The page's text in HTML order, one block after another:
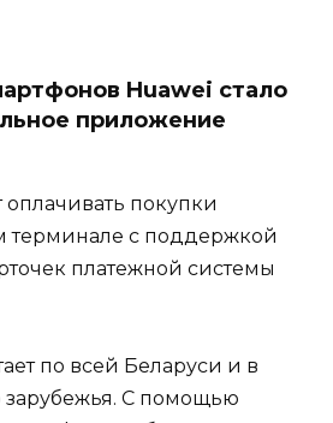
Huawei стало
приложение
покупки
терминале с поддержкой
платежной системы
по всей Беларуси и в
зарубежья. С помощью